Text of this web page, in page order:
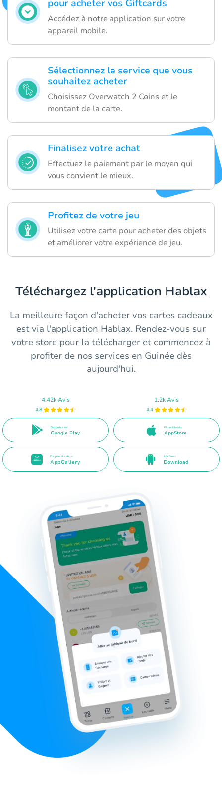
pour acheter vos Giftcards
Accédez à notre application sur votre
appareil mobile.
Sélectionnez le service que vous
souhaitez acheter
Choisissez Overwatch 2 Coins et le
montant de la carte.
Finalisez votre achat
Effectuez le paiement par le moyen qui
vous convient le mieux.
Profitez de votre jeu
Utilisez votre carte pour acheter des objets
et améliorer votre expérience de jeu.
Téléchargez l'application Hablax
La meilleure façon d'acheter vos cartes cadeaux
est via l'application Hablax. Rendez-vous sur
votre store pour la télécharger et commencez à
profiter de nos services en Guinée dès
aujourd'hui.
4.42k Avis
4.8
Disponible sur
Google Play
1.2k Avis
4.4
Disponible à la
AppStore
Disponible dans
AppGallery
APK Direct
Download